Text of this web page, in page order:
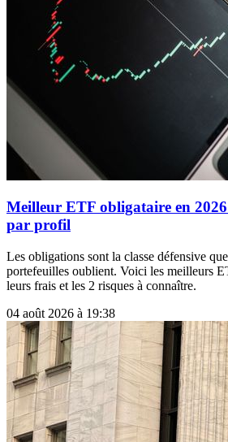
Meilleur ETF obligataire en
par profil
Les obligations sont la classe défensive
portefeuilles oublient. Voici les meilleurs
leurs frais et les 2 risques à connaître.
04 août 2026 à 19:38